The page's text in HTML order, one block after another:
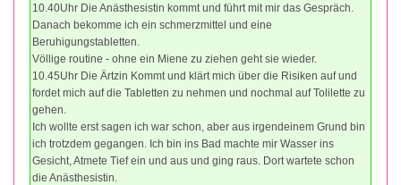
10.40Uhr Die Anästhesistin kommt und führt mit mir das Gespräch.
Danach bekomme ich ein schmerzmittel und eine
Beruhigungstabletten.
Völlige routine - ohne ein Miene zu ziehen geht sie wieder.
10.45Uhr Die Ärtzin Kommt und klärt mich über die Risiken auf und
fordet mich auf die Tabletten zu nehmen und nochmal auf Tolilette zu
gehen.
Ich wollte erst sagen ich war schon, aber aus irgendeinem Grund bin
ich trotzdem gegangen. Ich bin ins Bad machte mir Wasser ins
Gesicht, Atmete Tief ein und aus und ging raus. Dort wartete schon
die Anästhesistin.